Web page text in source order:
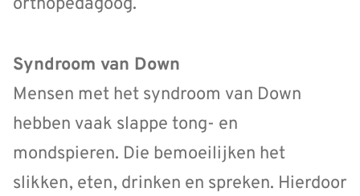
Syndroom van Down
Mensen met het syndroom van Down
hebben vaak slappe tong- en
mondspieren. Die bemoeilijken het
slikken, eten, drinken en spreken. Hierdoor